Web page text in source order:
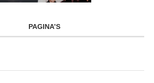
PAGINA’S